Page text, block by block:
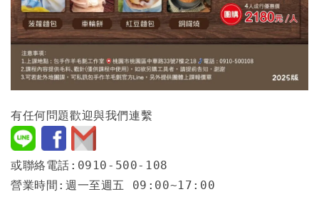
有任何問題歡迎與我們連繫
或聯絡電話:0910-500-108
營業時間:週一至週五 09:00~17:00